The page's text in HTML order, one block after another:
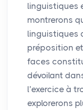
linguistiques
montrerons
linguistiques
préposition
faces
dévoilant
l’exercice à
explorerons